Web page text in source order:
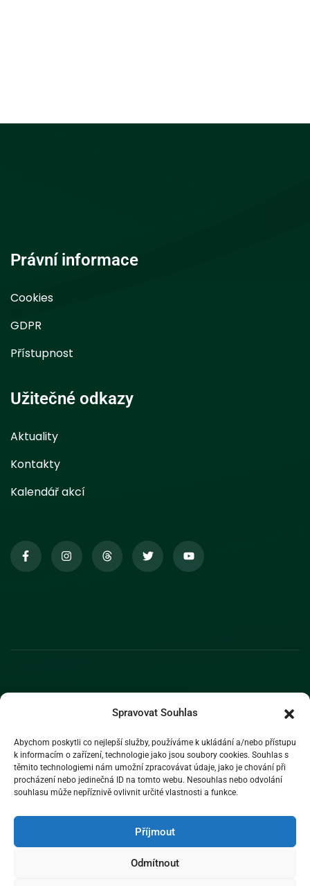
Spravovat Souhlas
Abychom poskytli co nejlepší služby, používáme k ukládání a/nebo přístupu
k informacím o zařízení, technologie jako jsou soubory cookies. Souhlas s
těmito technologiemi nám umožní zpracovávat údaje, jako je chování při
procházení nebo jedinečná ID na tomto webu. Nesouhlas nebo odvolání
souhlasu může nepříznivě ovlivnit určité vlastnosti a funkce.
Příjmout
Odmítnout
Právní informace
Cookies
GDPR
Přístupnost
Užitečné odkazy
Aktuality
Kontakty
Kalendář akcí